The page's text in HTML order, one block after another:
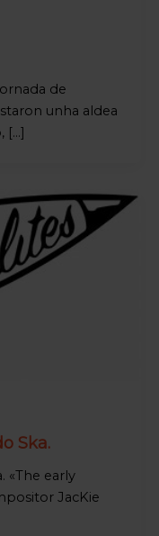
de
unha aldea
[…]
Ska.
«The early
JacKie